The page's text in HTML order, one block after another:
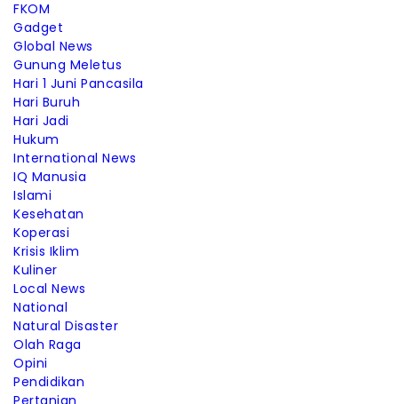
FKOM
Gadget
Global News
Gunung Meletus
Hari 1 Juni Pancasila
Hari Buruh
Hari Jadi
Hukum
International News
IQ Manusia
Islami
Kesehatan
Koperasi
Krisis Iklim
Kuliner
Local News
National
Natural Disaster
Olah Raga
Opini
Pendidikan